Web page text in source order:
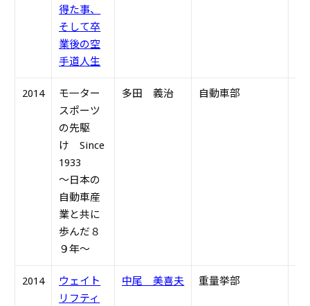
得た事、
そして卒
業後の空
手道人生
2014
モ一ター
スポーツ
の先駆
け Since
1933
～日本の
自動車産
業と共に
歩んだ８
９年～
多田 義治 自動車部
2014
ウェイト
リフティ
中尾 美喜夫 重量挙部